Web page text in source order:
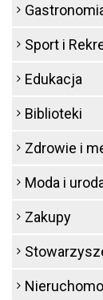
Sport i
Edukacja
Biblioteki
Zdrowie i
Moda i
Zakupy